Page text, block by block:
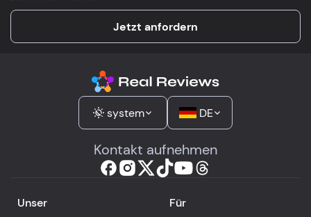
Jetzt anfordern
system DE
Kontakt aufnehmen
Unser
Für